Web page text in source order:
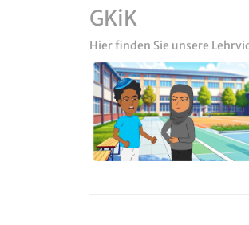
GKiK
Hier finden Sie unsere